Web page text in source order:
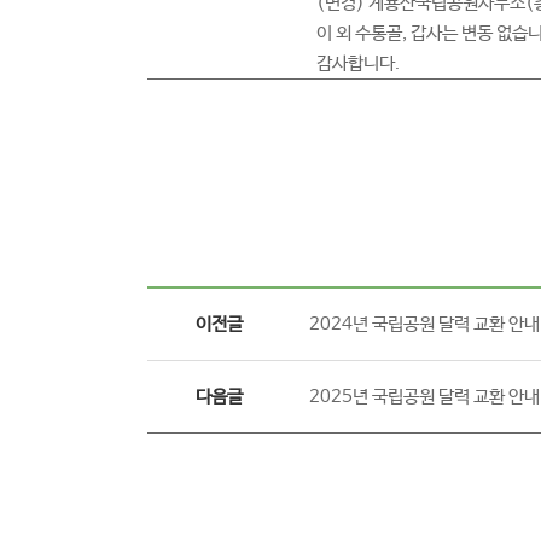
이 외 수통골, 갑사는 변동 없습
감사합니다.
이전글 2024년 국립공원 달력 교환 안내
다음글 2025년 국립공원 달력 교환 안내